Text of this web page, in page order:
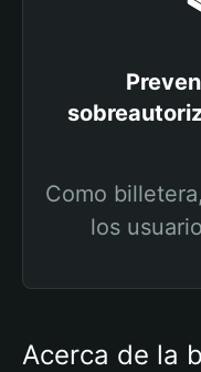
Como
los
Acerca de la